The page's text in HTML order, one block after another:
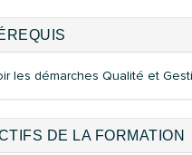
les démarches Qualité et
DE LA FORMATION